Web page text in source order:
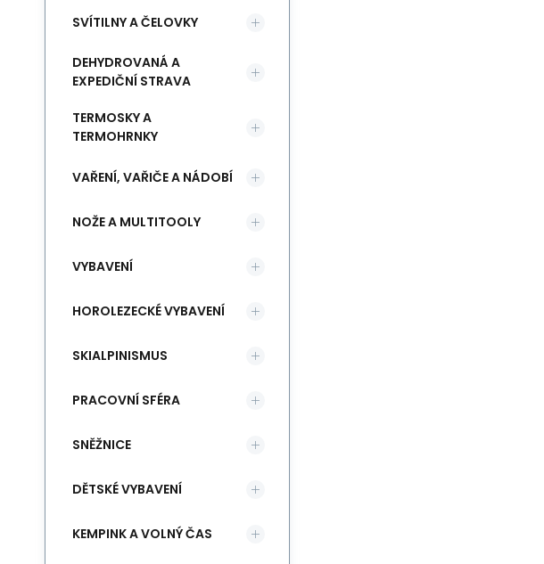
SVÍTILNY A ČELOVKY
DEHYDROVANÁ A
EXPEDIČNÍ STRAVA
TERMOSKY A
TERMOHRNKY
VAŘENÍ, VAŘIČE A NÁDOBÍ
NOŽE A MULTITOOLY
VYBAVENÍ
HOROLEZECKÉ VYBAVENÍ
SKIALPINISMUS
PRACOVNÍ SFÉRA
SNĚŽNICE
DĚTSKÉ VYBAVENÍ
KEMPINK A VOLNÝ ČAS